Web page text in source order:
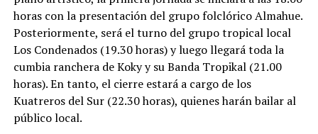
horas con la presentación del grupo folclórico Almahue.
Posteriormente, será el turno del grupo tropical local
Los Condenados (19.30 horas) y luego llegará toda la
cumbia ranchera de Koky y su Banda Tropikal (21.00
horas). En tanto, el cierre estará a cargo de los
Kuatreros del Sur (22.30 horas), quienes harán bailar al
público local.